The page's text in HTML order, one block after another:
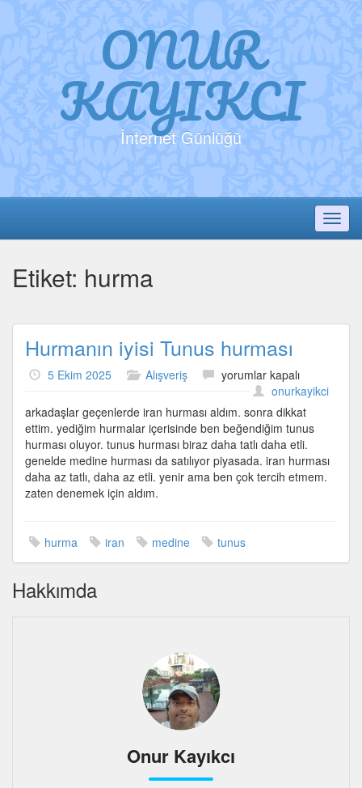
ONUR
KAYIKCI
İnternet Günlüğü
Etiket: hurma
Hurmanın iyisi Tunus hurması
5 Ekim 2025 Alışveriş
Hurmanın
Tunus
hurması
için
yorumlar kapalı
onurkayikci
arkadaşlar geçenlerde iran hurması aldım. sonra dikkat
ettim. yediğim hurmalar içerisinde ben beğendiğim tunus
hurması oluyor. tunus hurması biraz daha tatlı daha etli.
genelde medine hurması da satılıyor piyasada. iran hurması
daha az tatlı, daha az etli. yenir ama ben çok tercih etmem.
zaten denemek için aldım.
hurma iran medine tunus
Hakkımda
Onur Kayıkcı